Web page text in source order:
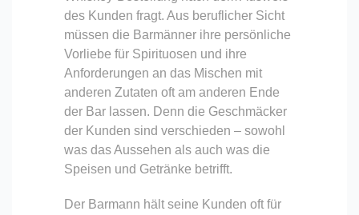
des Kunden fragt. Aus beruflicher Sicht
müssen die Barmänner ihre persönliche
Vorliebe für Spirituosen und ihre
Anforderungen an das Mischen mit
anderen Zutaten oft am anderen Ende
der Bar lassen. Denn die Geschmäcker
der Kunden sind verschieden – sowohl
was das Aussehen als auch was die
Speisen und Getränke betrifft.
Der Barmann hält seine Kunden oft für